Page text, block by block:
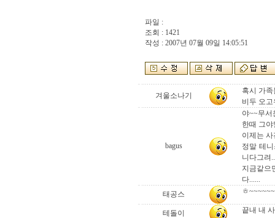
파일 :
조회 : 1421
작성 : 2007년 07월 09일 14:05:51
겨울소나기
혹시 가
비두 오
bagus
야~~무서
한때 그
이제는
정말 테
니다그려
지금같으
다......
태공스
ㅎ
테돌이 끝내 내